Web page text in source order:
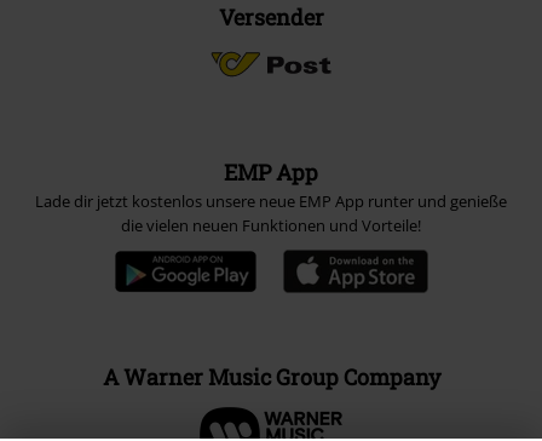
Versender
EMP App
Lade dir jetzt kostenlos unsere neue EMP App runter und genieße
die vielen neuen Funktionen und Vorteile!
A Warner Music Group Company